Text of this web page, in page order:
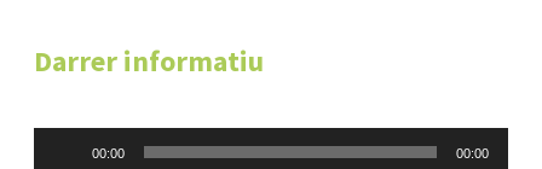
Darrer informatiu
00:00 00:00